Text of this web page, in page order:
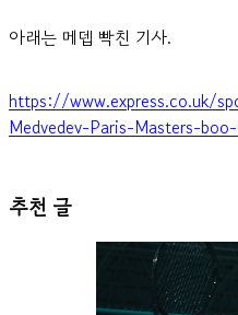
아래는 메뎁 빡친 기사.
https://www.express.co.uk/
Medvedev-Paris-Masters-
추천 글